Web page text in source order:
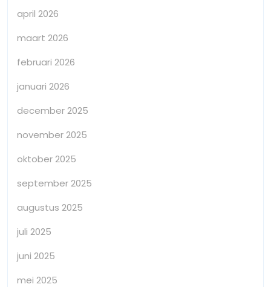
april 2026
maart 2026
februari 2026
januari 2026
december 2025
november 2025
oktober 2025
september 2025
augustus 2025
juli 2025
juni 2025
mei 2025